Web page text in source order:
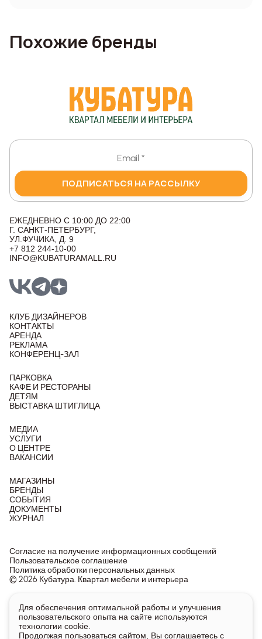
Похожие бренды
ПОДПИСАТЬСЯ НА РАССЫЛКУ
ЕЖЕДНЕВНО С 10:00 ДО 22:00
Г. САНКТ-ПЕТЕРБУРГ,
УЛ.ФУЧИКА, Д. 9
+7 812 244-10-00
INFO@KUBATURAMALL.RU
КЛУБ ДИЗАЙНЕРОВ
КОНТАКТЫ
АРЕНДА
РЕКЛАМА
КОНФЕРЕНЦ-ЗАЛ
ПАРКОВКА
КАФЕ И РЕСТОРАНЫ
ДЕТЯМ
ВЫСТАВКА ШТИГЛИЦА
МЕДИА
УСЛУГИ
О ЦЕНТРЕ
ВАКАНСИИ
МАГАЗИНЫ
БРЕНДЫ
СОБЫТИЯ
ДОКУМЕНТЫ
ЖУРНАЛ
© 2026 Кубатура. Квартал мебели и интерьера
Согласие на получение информационных сообщений
Пользовательское соглашение
Политика обработки персональных данных
Информация о товарах и ценах на сайте не является
публичной офертой, носит исключительно информационный
характер.
Для получения подробной информации о наличии и стоимости
Для обеспечения оптимальной работы и улучшения
пользовательского опыта на сайте используются
технологии cookie.
Продолжая пользоваться сайтом, Вы соглашаетесь с